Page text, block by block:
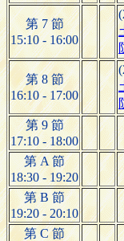
第 7 節
15:10 - 16:00
第 8 節
16:10 - 17:00
第 9 節
17:10 - 18:00
第 A 節
18:30 - 19:20
第 B 節
19:20 - 20:10
第 C 節